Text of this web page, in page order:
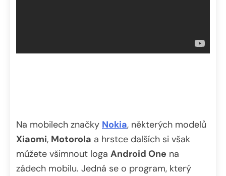
Na mobilech značky Nokia, některých modelů
Xiaomi, Motorola a hrstce dalších si však
můžete všimnout loga Android One na
zádech mobilu. Jedná se o program, který